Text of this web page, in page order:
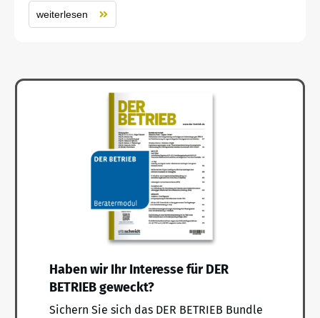
weiterlesen
Haben wir Ihr Interesse für DER
BETRIEB geweckt?
Sichern Sie sich das DER BETRIEB Bundle